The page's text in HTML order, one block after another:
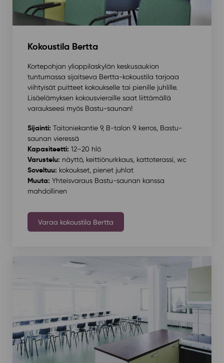
Kokoustila Bertta
Kortepohjan ylioppilaskylän keskusaukion
tuntumassa sijaitseva Bertta-kokoustila tarjoaa
viihtyisät puitteet kokoukselle tai pienille juhlille.
Lisäelämyksen kokousvieraille saat liittämällä
varaukseesi myös Bastu-saunan!
Sijainti: Taitoniekantie 9, B-talon 9. kerros, Bastu-
saunan vieressä
Kapasiteetti: 12–20 hlö
Varustelu: näyttö, keittiönurkkaus, kattoterassi, wc
Soveltuu: kokoukset, pienet juhlat
Muuta: Yhteisvaraus Bastu-saunan kanssa
mahdollinen
Varaa kokoustila Bertta